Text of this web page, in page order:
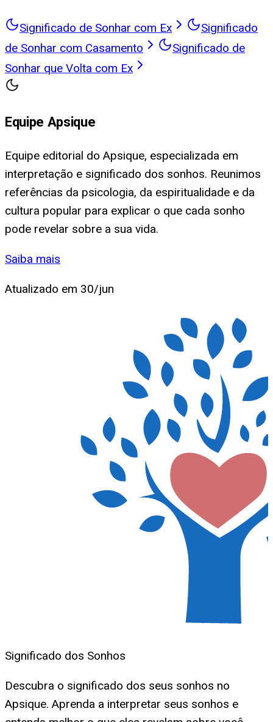
Significado de Sonhar com Ex
Significado
de Sonhar com Casamento
Significado de
Sonhar que Volta com Ex
Equipe Apsique
Equipe editorial do Apsique, especializada em
interpretação e significado dos sonhos. Reunimos
referências da psicologia, da espiritualidade e da
cultura popular para explicar o que cada sonho
pode revelar sobre a sua vida.
Saiba mais
Atualizado em 30/jun
Significado dos Sonhos
Descubra o significado dos seus sonhos no
Apsique. Aprenda a interpretar seus sonhos e